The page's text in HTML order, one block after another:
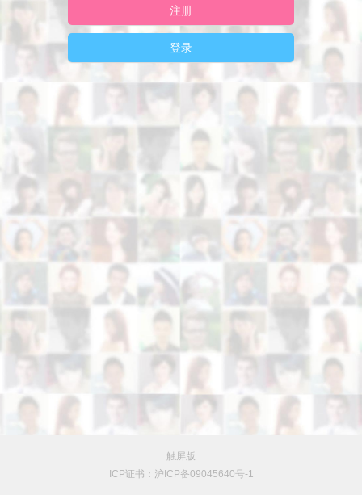
注册
登录
触屏版
ICP证书：沪ICP备09045640号-1